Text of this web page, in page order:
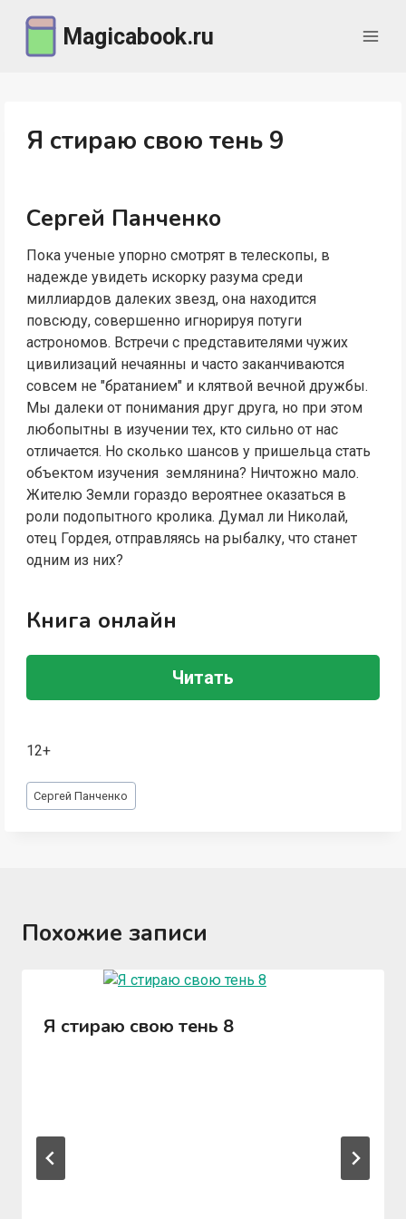
содержимому
Magicabook.ru
Я стираю свою тень 9
Сергей Панченко
Пока ученые упорно смотрят в телескопы, в
надежде увидеть искорку разума среди
миллиардов далеких звезд, она находится
повсюду, совершенно игнорируя потуги
астрономов. Встречи с представителями чужих
цивилизаций нечаянны и часто заканчиваются
совсем не "братанием" и клятвой вечной дружбы.
Мы далеки от понимания друг друга, но при этом
любопытны в изучении тех, кто сильно от нас
отличается. Но сколько шансов у пришельца стать
объектом изучения землянина? Ничтожно мало.
Жителю Земли гораздо вероятнее оказаться в
роли подопытного кролика. Думал ли Николай,
отец Гордея, отправляясь на рыбалку, что станет
одним из них?
Книга онлайн
Читать
12+
Метки
записи:
Сергей Панченко
Похожие записи
Я стираю свою тень 8